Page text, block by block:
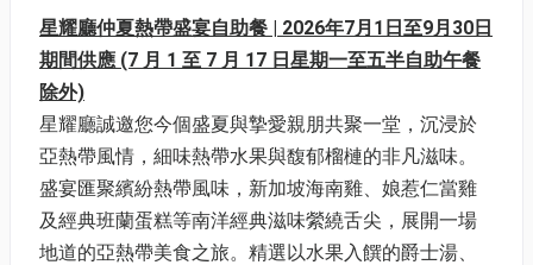
星耀廳仲夏熱帶盛宴自助餐 | 2026年7月1日至9月30日
期間供應 (7 月 1 至 7 月 17 日星期一至五半自助午餐
除外)
星耀廳誠邀您今個盛夏與摯愛親朋共聚一堂，沉浸於
亞熱帶風情，細味熱帶水果與馥郁榴槤的非凡滋味。
盛宴匯聚繽紛熱帶風味，新加坡海南雞、娘惹仁當雞
及經典班蘭蛋糕等南洋經典滋味縈繞舌尖，展開一場
地道的亞熱帶美食之旅。精選以水果入饌的爵士湯、